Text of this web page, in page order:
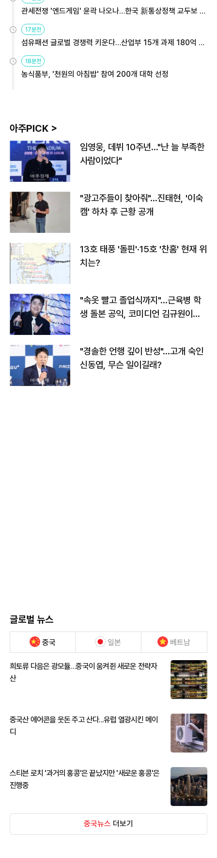
관세전쟁 '엔드게임' 윤곽 나오나…한국 新통상정책 교두보 활
용해야
17분전
섬유패션 글로벌 경쟁력 키운다…산업부 15개 과제 180억 지
원
18분전
농식품부, '천원의 아침밥' 참여 200개 대학 선정
아주PICK >
임영웅, 데뷔 10주년…"난 늘 부족한
사람이었다"
"광고주들이 찾아줘"…진태현, '이숙
캠' 하차 후 근황 공개
13호 태풍 '돌핀'·15호 '찬홈' 현재 위
치는?
"속옷 빨고 졸업식까지"…근육병 학
생 돌본 공익, 코미디언 김규원이었
"경솔한 언행 깊이 반성"…고개 숙인
신동엽, 무슨 일이길래?
글로벌 뉴스
중국 일본 베트남
희토류 다음은 광모듈…중국이 움켜쥔 새로운 전략자
산
중국산 에어콘을 웃돈 주고 산다...유럽 열광시킨 메이
디
스티븐 로치 '과거의 홍콩'은 끝났지만 '새로운 홍콩'은
진행중
중국뉴스 더보기